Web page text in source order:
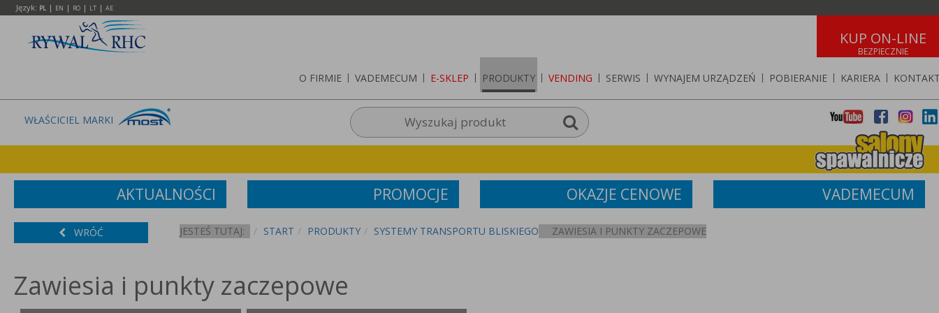
Język: PL | EN | RO | LT | AE
KUP ON-LINE
O FIRMIE | VADEMECUM | E-SKLEP | PRODUKTY | VENDING | SERWIS | WYNAJEM URZĄDZEŃ | POBIERANIE | KARIERA |
WŁAŚCICIEL MARKI
AKTUALNOŚCI PROMOCJE OKAZJE CENOWE VADEMECUM
WRÓĆ JESTEŚ TUTAJ: START PRODUKTY SYSTEMY TRANSPORTU BLISKIEGO ZAWIESIA I PUNKTY ZACZEPOWE
Zawiesia i punkty zaczepowe